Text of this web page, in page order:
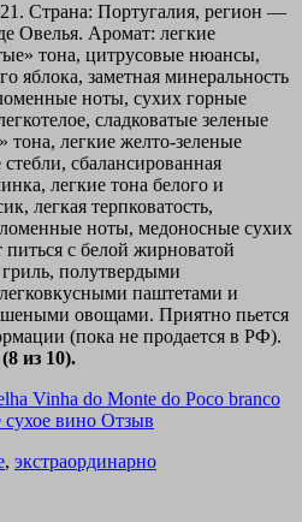
Страна: Португалия, регион —
Овелья. Аромат: легкие
тона, цитрусовые нюансы,
яблока, заметная минеральность
ноты, сухих горные
сладковатые зеленые
тона, легкие желто-зеленые
сбалансированная
легкие тона белого и
легкая терпковатость,
ноты, медоносные сухих
с белой жирноватой
полутвердыми
паштетами и
овощами. Приятно пьется
(пока не продается в РФ).
из 10).
, экстраординарно